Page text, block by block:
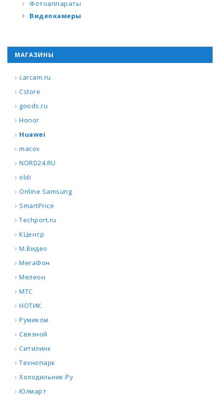
Фотоаппараты
Видеокамеры
МАГАЗИНЫ
carcam.ru
Cstore
goods.ru
Honor
Huawei
macov
NORD24.RU
oldi
Online Samsung
SmartPrice
Techport.ru
КЦентр
М.Видео
МегаФон
Мелеон
МТС
НОТИК
Румиком
Связной
Ситилинк
Технопарк
Холодильник.Ру
Юлмарт